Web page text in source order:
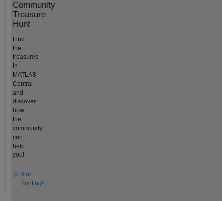
Community
Treasure
Hunt
Find
the
treasures
in
MATLAB
Central
and
discover
how
the
community
can
help
you!
Start
Hunting!